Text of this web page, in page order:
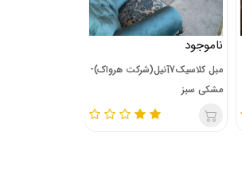
ناموجود
مبل کلاسیک7آنیل(شرکت هرواک)-
مشکی سبز